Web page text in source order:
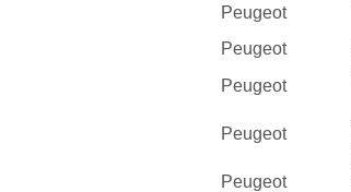
Peugeot
Peugeot
Peugeot
Peugeot
Peugeot